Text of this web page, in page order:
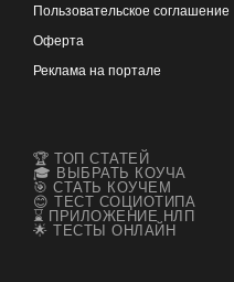
Пользовательское соглашение
Оферта
Реклама на портале
🏆 ТОП СТАТЕЙ
🎓 ВЫБРАТЬ КОУЧА
🎯 СТАТЬ КОУЧЕМ
😊 ТЕСТ СОЦИОТИПА
⌛ ПРИЛОЖЕНИЕ НЛП
🌟 ТЕСТЫ ОНЛАЙН